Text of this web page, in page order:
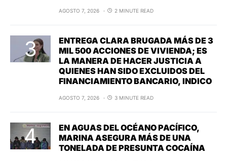
AGOSTO 7, 2026 2 MINUTE READ
ENTREGA CLARA BRUGADA MÁS DE 3
MIL 500 ACCIONES DE VIVIENDA; ES
LA MANERA DE HACER JUSTICIA A
QUIENES HAN SIDO EXCLUIDOS DEL
FINANCIAMIENTO BANCARIO, INDICO
AGOSTO 7, 2026 3 MINUTE READ
EN AGUAS DEL OCÉANO PACÍFICO,
MARINA ASEGURA MÁS DE UNA
TONELADA DE PRESUNTA COCAÍNA